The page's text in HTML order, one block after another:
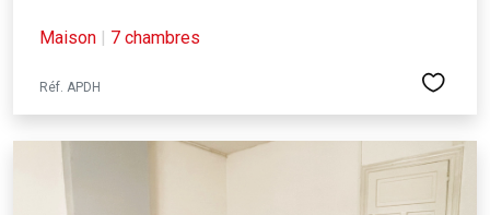
Maison | 7 chambres
Réf. APDH